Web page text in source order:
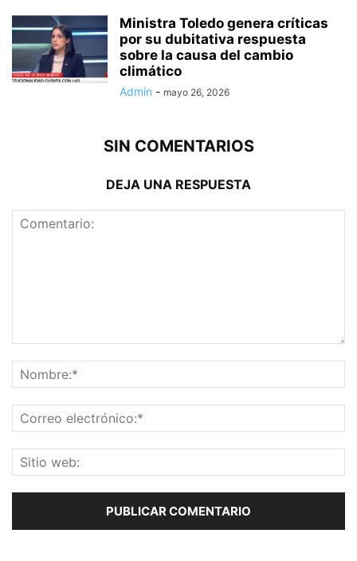
Ministra Toledo genera críticas
por su dubitativa respuesta
sobre la causa del cambio
climático
Admin - mayo 26, 2026
SIN COMENTARIOS
DEJA UNA RESPUESTA